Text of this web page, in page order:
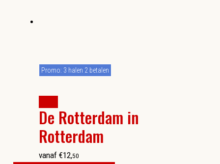
De Rotterdam in
Rotterdam
Promo: 3 halen 2 betalen
vanaf €12,50